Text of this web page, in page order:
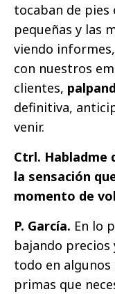
tocaban de pies
pequeñas y las
viendo
con nuestros
clientes,
definitiva,
venir.
Ctrl. Habladme
la sensación
momento de
P. García. En lo
bajando
todo en
primas que